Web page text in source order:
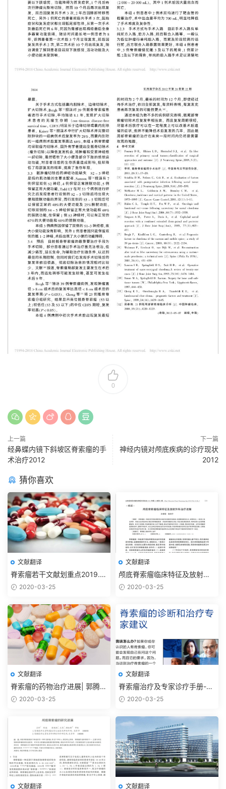
0
上一篇
经鼻蝶内镜下斜坡区脊索瘤的手
术治疗2012
下一篇
神经内镜对颅底疾病的诊疗现状
2012
猜你喜欢
文献翻译
脊索瘤若干文献划重点2019.11
【抗癌药篇】
2020-03-25
文献翻译
颅底脊索瘤临床特征及放射外
科治疗进展2012
2020-03-25
文献翻译
脊索瘤的药物治疗进展| 郭腾显
李欢 吴震2017
2020-03-25
文献翻译
脊索瘤治疗及专家诊疗手册-脊
索瘤基金会
2020-03-25
文献翻译 文献翻译